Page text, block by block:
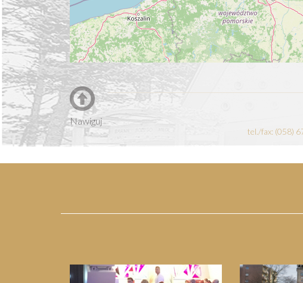
Nawiguj
tel./fax: (058)
Previous